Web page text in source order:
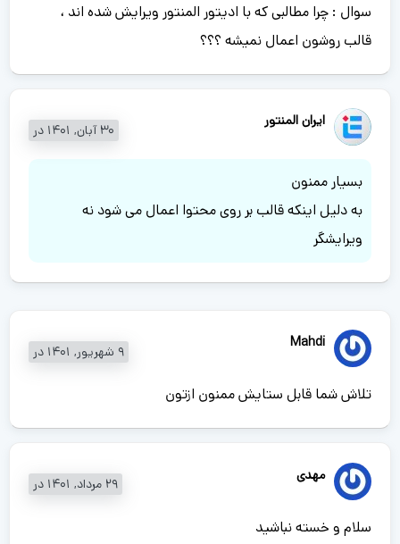
سوال : چرا مطالبی که با ادیتور المنتور ویرایش شده اند ،
قالب روشون اعمال نمیشه ؟؟؟
ایران المنتور
30 آبان, 1401 در
بسیار ممنون
به دلیل اینکه قالب بر روی محتوا اعمال می شود نه
ویرایشگر
Mahdi
9 شهریور, 1401 در
تلاش شما قابل ستایش ممنون ازتون
مهدی
29 مرداد, 1401 در
سلام و خسته نباشید